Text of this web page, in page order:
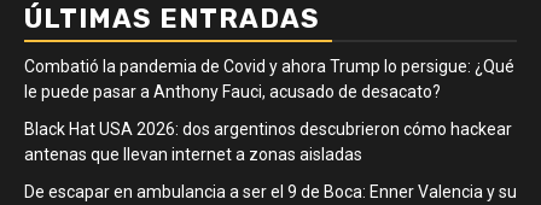
ÚLTIMAS ENTRADAS
Combatió la pandemia de Covid y ahora Trump lo persigue: ¿Qué
le puede pasar a Anthony Fauci, acusado de desacato?
Black Hat USA 2026: dos argentinos descubrieron cómo hackear
antenas que llevan internet a zonas aisladas
De escapar en ambulancia a ser el 9 de Boca: Enner Valencia y su